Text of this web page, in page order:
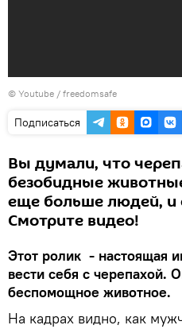
© Youtube / freedomsafe
Подписаться
Вы думали, что
безобидные
еще больше людей, и
Смотрите видео!
Этот ролик - настоящая
вести себя с черепахой.
беспомощное животное.
На кадрах видно, как